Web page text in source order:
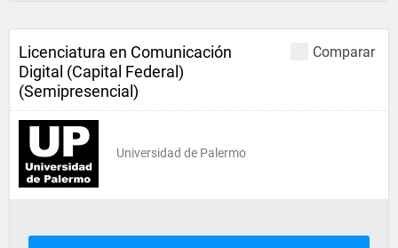
Comparar
Licenciatura en Comunicación
Digital (Capital Federal)
(Semipresencial)
Universidad de Palermo